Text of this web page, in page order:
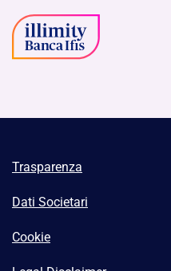
Trasparenza
Dati Societari
Cookie